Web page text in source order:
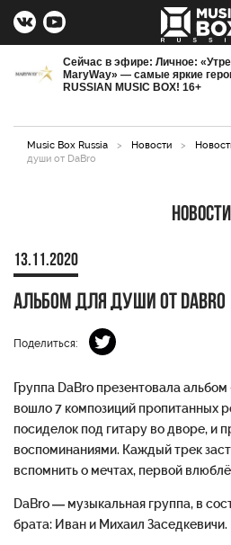
Сейчас в эфире: Личное:
MaryWay» — самые яркие
RUSSIAN MUSIC BOX! 16+
Music Box Russia > Новости >
души от DaBro
Новости
13.11.2020
Альбом для души от DaBro
Поделиться:
Группа DaBro презентовала
вошло 7 композиций пропитанных
посиделок под гитару во дворе, и
воспоминаниями. Каждый трек
вспомнить о мечтах, первой
DaBro — музыкальная группа, в
брата: Иван и Михаил Заседкевичи.